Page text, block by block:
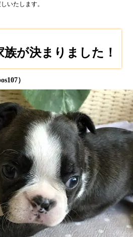
いたします。
族が決まりました！
）